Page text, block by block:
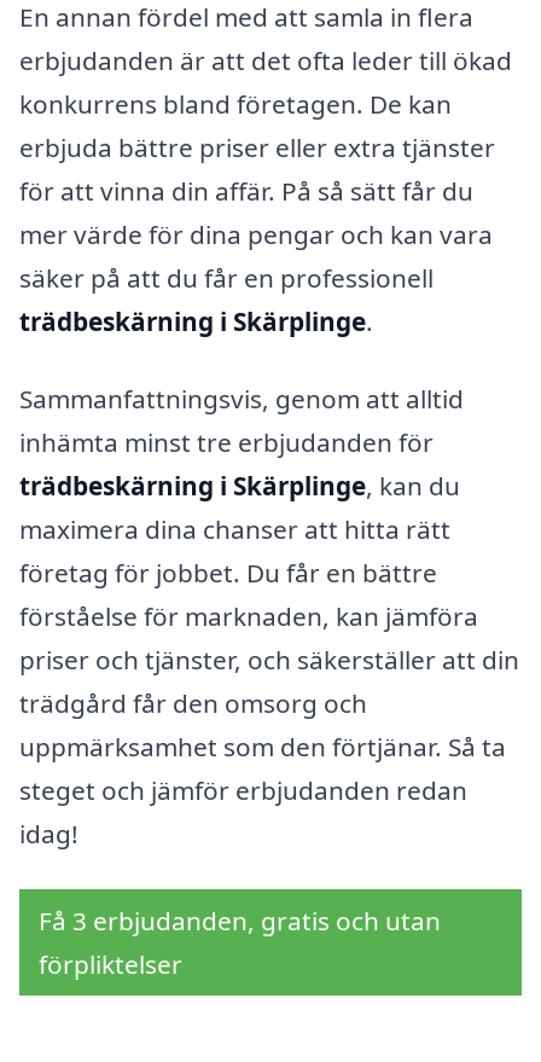
En annan fördel med att samla in flera
erbjudanden är att det ofta leder till ökad
konkurrens bland företagen. De kan
erbjuda bättre priser eller extra tjänster
för att vinna din affär. På så sätt får du
mer värde för dina pengar och kan vara
säker på att du får en professionell
trädbeskärning i Skärplinge.
Sammanfattningsvis, genom att alltid
inhämta minst tre erbjudanden för
trädbeskärning i Skärplinge, kan du
maximera dina chanser att hitta rätt
företag för jobbet. Du får en bättre
förståelse för marknaden, kan jämföra
priser och tjänster, och säkerställer att din
trädgård får den omsorg och
uppmärksamhet som den förtjänar. Så ta
steget och jämför erbjudanden redan
idag!
Få 3 erbjudanden, gratis och utan
förpliktelser